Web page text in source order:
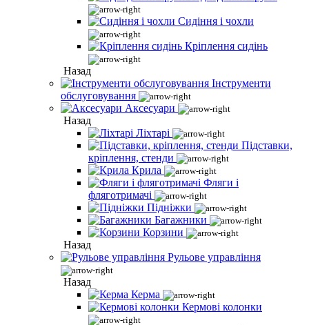
Сидіння і чохли
Кріплення сидінь
Назад
Інструменти
обслуговування
Аксесуари
Назад
Ліхтарі
Підставки,
кріплення, стенди
Крила
Фляги і
фляготримачі
Підніжки
Багажники
Корзини
Назад
Рульове управління
Назад
Керма
Кермові колонки